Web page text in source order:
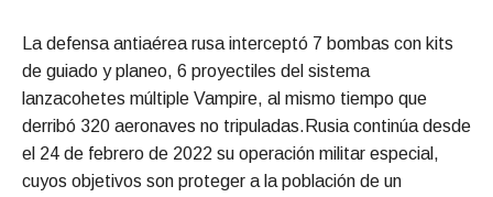
La defensa antiaérea rusa interceptó 7 bombas con kits
de guiado y planeo, 6 proyectiles del sistema
lanzacohetes múltiple Vampire, al mismo tiempo que
derribó 320 aeronaves no tripuladas.Rusia continúa desde
el 24 de febrero de 2022 su operación militar especial,
cuyos objetivos son proteger a la población de un